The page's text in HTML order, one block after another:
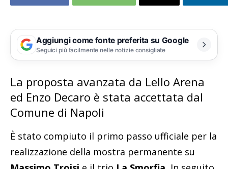
Aggiungi come fonte preferita su Google
Seguici più facilmente nelle notizie consigliate
La proposta avanzata da Lello Arena
ed Enzo Decaro è stata accettata dal
Comune di Napoli
È stato compiuto il primo passo ufficiale per la
realizzazione della mostra permanente su